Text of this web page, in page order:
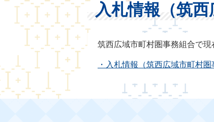
入札情報（筑西
筑西広域市町村圏事務組合で
・入札情報（筑西広域市町村圏